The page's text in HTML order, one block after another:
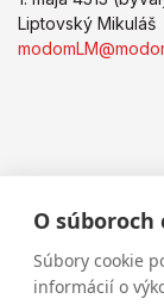
O
Súbory cookie
informácií o
Liptovský Mikuláš